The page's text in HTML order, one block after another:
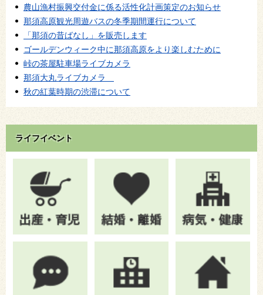
農山漁村振興交付金に係る活性化計画策定のお知らせ
那須高原観光周遊バスの冬季期間運行について
「那須の昔ばなし」を販売します
ゴールデンウィーク中に那須高原をより楽しむために
峠の茶屋駐車場ライブカメラ
那須大丸ライブカメラ
秋の紅葉時期の渋滞について
ライフイベント